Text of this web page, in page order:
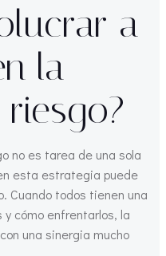
a
la
no es tarea de una sola
esta estrategia puede
Cuando todos tienen una
y cómo enfrentarlos, la
una sinergia mucho